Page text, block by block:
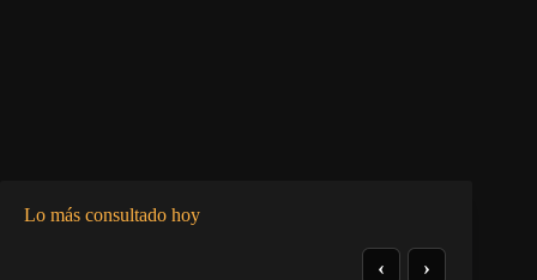
Lo más consultado hoy
‹ ›